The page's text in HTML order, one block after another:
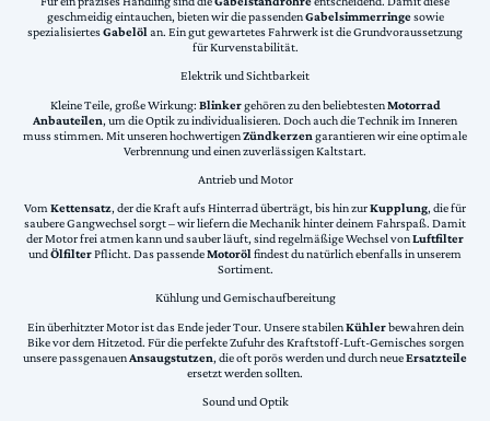
geschmeidig eintauchen, bieten wir die passendenGabelsimmerringesowie
spezialisiertesGabelölan. Ein gut gewartetes Fahrwerk ist die Grundvoraussetzung
für Kurvenstabilität.
Elektrik und Sichtbarkeit
Kleine Teile, große Wirkung: Blinkergehören zu den beliebtestenMotorrad
Anbauteilen, um die Optik zu individualisieren. Doch auch die Technik im Inneren
muss stimmen. Mit unseren hochwertigenZündkerzen garantieren wir eine optimale
Verbrennung und einen zuverlässigen Kaltstart.
Antrieb und Motor
VomKettensatz, der die Kraft aufs Hinterrad überträgt, bis hin zurKupplung, die für
saubere Gangwechsel sorgt – wir liefern die Mechanik hinter deinem Fahrspaß. Damit
der Motor frei atmen kann und sauber läuft, sind regelmäßige Wechsel vonLuftfilter
undÖlfilterPflicht. Das passendeMotorölfindest du natürlich ebenfalls in unserem
Sortiment.
Kühlung und Gemischaufbereitung
Ein überhitzter Motor ist das Ende jeder Tour. Unsere stabilenKühlerbewahren dein
Bike vor dem Hitzetod. Für die perfekte Zufuhr des Kraftstoff-Luft-Gemisches sorgen
unsere passgenauenAnsaugstutzen, die oft porös werden und durch neueErsatzteile
ersetzt werden sollten.
Sound und Optik